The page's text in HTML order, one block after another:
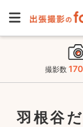
撮影数
羽根谷